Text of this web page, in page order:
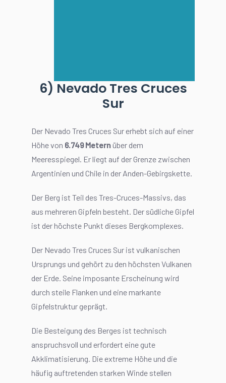
6) Nevado Tres Cruces
Sur
Der Nevado Tres Cruces Sur erhebt sich auf einer
Höhe von 6.749 Meternüber dem
Meeresspiegel. Er liegt auf der Grenze zwischen
Argentinien und Chile in der Anden-Gebirgskette.
Der Berg ist Teil des Tres-Cruces-Massivs, das
aus mehreren Gipfeln besteht. Der südliche Gipfel
ist der höchste Punkt dieses Bergkomplexes.
Der Nevado Tres Cruces Sur ist vulkanischen
Ursprungs und gehört zu den höchsten Vulkanen
der Erde. Seine imposante Erscheinung wird
durch steile Flanken und eine markante
Gipfelstruktur geprägt.
Die Besteigung des Berges ist technisch
anspruchsvoll und erfordert eine gute
Akklimatisierung. Die extreme Höhe und die
häufig auftretenden starken Winde stellen